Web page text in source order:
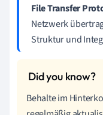
File Transfer
Netzwerk
Struktur und
Behalte im